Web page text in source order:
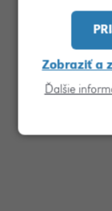
Zobraziť a
Ďalšie